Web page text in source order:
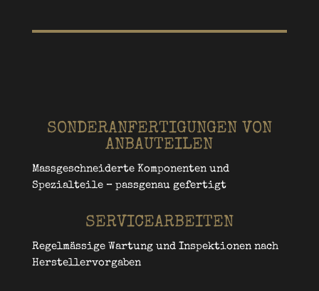
SONDERANFERTIGUNGEN VON
ANBAUTEILEN
Massgeschneiderte Komponenten und
Spezialteile – passgenau gefertigt
SERVICEARBEITEN
Regelmässige Wartung und Inspektionen nach
Herstellervorgaben